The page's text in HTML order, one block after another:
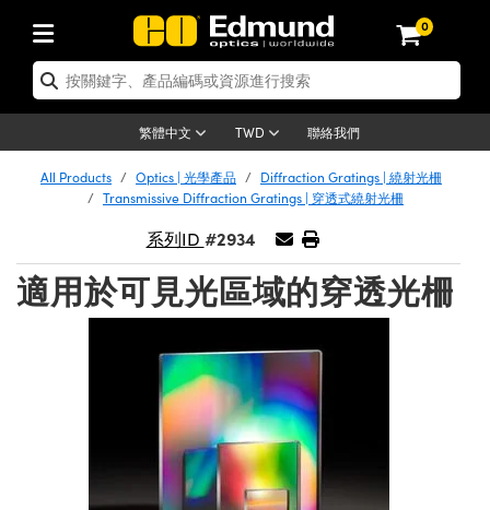
0
繁體中文 TWD 聯絡我們
| 光學產品
| 反射鏡
光學濾光片
| 偏振光學元件
| 光學組装
| 雷射光學
射透鏡
射濾光片
| 超快光學
| 雷射光學元件組装
| 雷射光束整形
| 雷射分光鏡
| 光機組件
| 光學籠式系統
| 臺式系統
Breadboards | 光學平臺和麵包板
Slides | 平臺和滑塊
| 顯微鏡
| Mitutoyo 物鏡
| Nikon 物鏡
| ZEISS 物鏡
Objectives | 有限共軛物鏡
| 反射物鏡
| 雷射
and Electronics | 雷射量測和電子產品
射防護
| 實驗室和生產線
Lenses | 成像鏡頭
Lenses | 定焦鏡頭
| 遠心鏡頭
Magnification Lenses
| 顯微鏡物鏡
for Harsh Environments
and Advanced Photography | 影視製
| 相機
Cameras | Gigabit乙太網相機
Cameras | Teledyne Dalsa 相機
Microscopy Cameras
| Allied Vision 相機
Cameras™ | Lucid Vision 相機
and Illumination | 照明
Lighting | 機器視覺光源
|顯微鏡照明
雷射光源
| 其他光源
| 測試板
Targets | 解析度測試板
| 畸變測試版
Test Targets | 色卡測試板
and Detection | 測試與監測
Solutions | 機器視覺方案
器
器
Roughness Standards | 表面光潔度和粗
Production | 實驗室和生產線
Tools | 零件夾持用品
| 光學膠
Products | Acktar 黑色吸光材料
| UV固化設備
選購
光譜儀
Imaging
By Brand| 新品專區
| 清倉品
| 清倉光學產品
| 清倉顯微鏡
Lenses | 清倉成像鏡頭
Products | 重新認證產品
| 重新認證光學產品
| 重新認證光機組件
| 重新認證顯微鏡
Lenses | 重新認證成像鏡頭
| 重新認證照明
and Detection
All Products Optics | 光學產品
Diffraction Gratings | 繞射光柵
Transmissive Diffraction Gratings | 穿透式繞射光柵
系列ID #2934
適用於可見光區域的穿透光柵